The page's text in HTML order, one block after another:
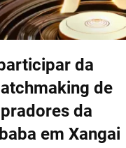
da
de
da
em Xangai